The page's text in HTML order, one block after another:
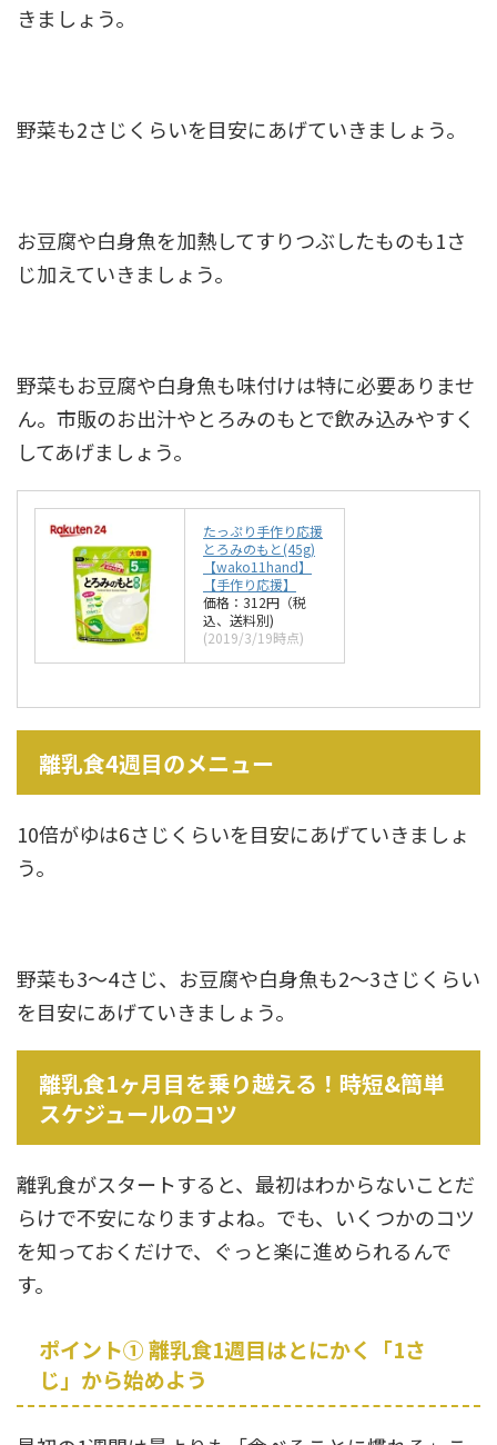
きましょう。
野菜も2さじくらいを目安にあげていきましょう。
お豆腐や白身魚を加熱してすりつぶしたものも1さ
じ加えていきましょう。
野菜もお豆腐や白身魚も味付けは特に必要ありませ
ん。市販のお出汁やとろみのもとで飲み込みやすく
してあげましょう。
たっぷり手作り応援
とろみのもと(45g)
【wako11hand】
【手作り応援】
価格：312円（税
込、送料別)
(2019/3/19時点)
離乳食4週目のメニュー
10倍がゆは6さじくらいを目安にあげていきましょ
う。
野菜も3〜4さじ、お豆腐や白身魚も2〜3さじくらい
を目安にあげていきましょう。
離乳食1ヶ月目を乗り越える！時短&簡単
スケジュールのコツ
離乳食がスタートすると、最初はわからないことだ
らけで不安になりますよね。でも、いくつかのコツ
を知っておくだけで、ぐっと楽に進められるんで
す。
ポイント① 離乳食1週目はとにかく「1さ
じ」から始めよう